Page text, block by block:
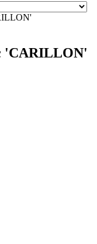
'CARILLON'